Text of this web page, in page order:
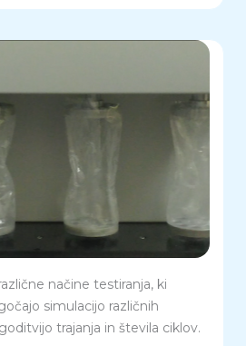
načine testiranja, ki
simulacijo različnih
trajanja in števila ciklov.